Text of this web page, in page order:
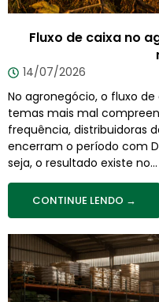
Fluxo de caixa no
14/07/2026
No agronegócio, o fluxo
temas mais mal
frequência, distribuidoras
encerram o período com
seja, o resultado existe no...
CONTINUE LENDO →